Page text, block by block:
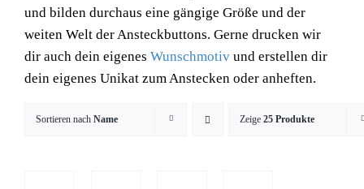
und bilden durchaus eine gängige Größe und der
weiten Welt der Ansteckbuttons. Gerne drucken wir
dir auch dein eigenes Wunschmotiv und erstellen dir
dein eigenes Unikat zum Anstecken oder anheften.
Sortieren nach Name Zeige 25 Produkte